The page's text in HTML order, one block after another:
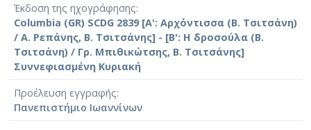
Έκδοση της ηχογράφησης
Columbia (GR) SCDG 2839 [Α': Αρχόντισσα (Β. Τσιτσάνη)
/ Α. Ρεπάνης, Β. Τσιτσάνης] - [Β': Η δροσούλα (Β.
Τσιτσάνη) / Γρ. Μπιθικώτσης, Β. Τσιτσάνης]
Συννεφιασμένη Κυριακή
Προέλευση εγγραφής
Πανεπιστήμιο Ιωαννίνων